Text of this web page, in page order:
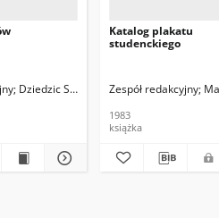
Dziedzic Stanisław, Skoczek Tadeusz,
Katalog plakatu
studenckiego
Zespół redakcyjny
1983
książka